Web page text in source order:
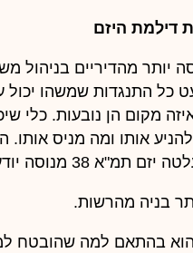
דילמת היזם
כל התנגדות שמשהו
מקום הן נובעות. כלי
אותו ומה מניס
שעסקה מתממשת ויוצאת לביצוע רק בתנאים הבאים:
בניה מהרשות.